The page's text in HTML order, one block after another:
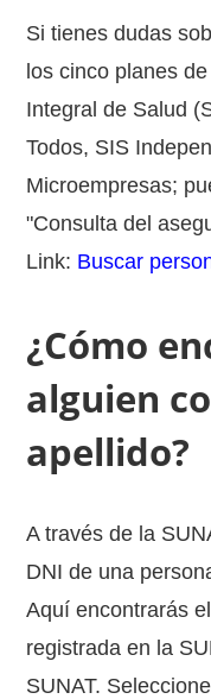
Si tienes dudas
los cinco planes
Integral de Salud
Todos, SIS
Microempresas;
"Consulta del
Link: Buscar
¿Cómo
alguien
apellido?
A través de la
DNI de una
Aquí encontrarás
registrada en la
SUNAT.